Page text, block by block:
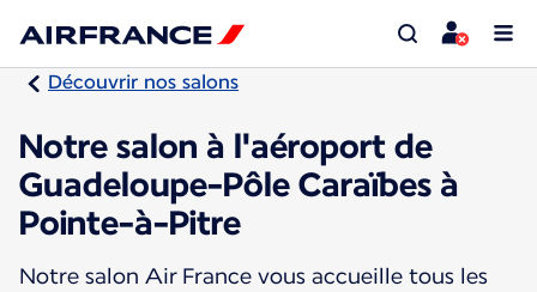
Découvrir nos salons
Notre salon à l'aéroport de
Guadeloupe-Pôle Caraïbes à
Pointe-à-Pitre
Notre salon Air France vous accueille tous les